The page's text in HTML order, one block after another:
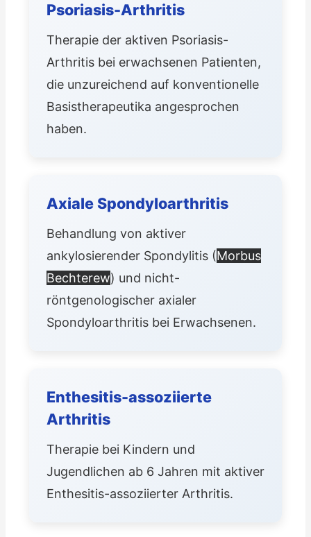
Psoriasis-Arthritis
Therapie der aktiven Psoriasis-
Arthritis bei erwachsenen Patienten,
die unzureichend auf konventionelle
Basistherapeutika angesprochen
haben.
Axiale Spondyloarthritis
Behandlung von aktiver
ankylosierender Spondylitis (Morbus
Bechterew) und nicht-
röntgenologischer axialer
Spondyloarthritis bei Erwachsenen.
Enthesitis-assoziierte
Arthritis
Therapie bei Kindern und
Jugendlichen ab 6 Jahren mit aktiver
Enthesitis-assoziierter Arthritis.